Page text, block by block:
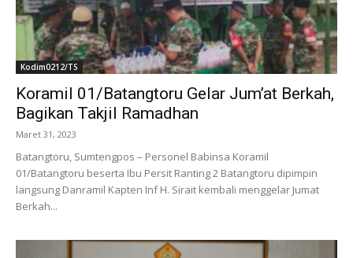
Kodim0212/TS
Koramil 01/Batangtoru Gelar Jum’at Berkah,
Bagikan Takjil Ramadhan
Maret 31, 2023
Batangtoru, Sumtengpos – Personel Babinsa Koramil
01/Batangtoru beserta Ibu Persit Ranting 2 Batangtoru dipimpin
langsung Danramil Kapten Inf H. Sirait kembali menggelar Jumat
Berkah...